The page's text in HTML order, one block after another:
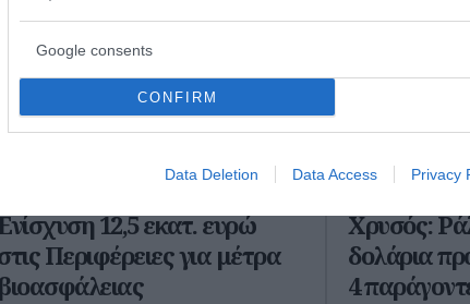
Google consents
CONFIRM
Data Deletion Data Access Privacy
12,5 εκατ. ευρώ
Περιφέρειες για μέτρα
βιοασφάλειας
Χρυσός:
δολάρια
4